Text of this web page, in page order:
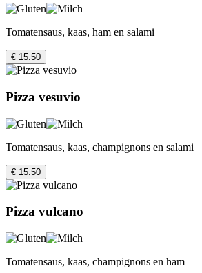
Tomatensaus, kaas, ham en salami
€ 15.50
Pizza vesuvio
Tomatensaus, kaas, champignons en salami
€ 15.50
Pizza vulcano
Tomatensaus, kaas, champignons en ham